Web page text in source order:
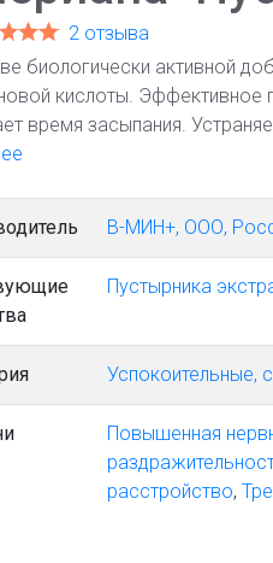
2 отзыва
биологически активной
кислоты.
время засыпания.
сосудистой системы.
В-МИН+, ООО,
Пустырника
Успокоительные,
Повышенная
расстройство,